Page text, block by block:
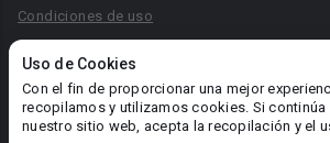
Uso de Cookies
Con el fin de proporcionar una mejor
recopilamos y utilizamos cookies. Si continúa
nuestro sitio web, acepta la recopilación y el
Condiciones de uso
Reglas para la publicación de libros
Área RR.PP.: pr@booknet.com